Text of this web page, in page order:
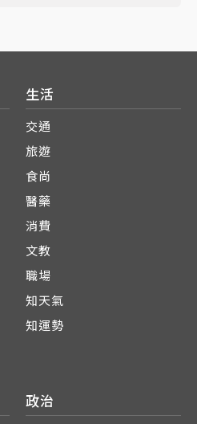
生活
交通
旅遊
食尚
醫藥
消費
文教
職場
知天氣
知運勢
政治